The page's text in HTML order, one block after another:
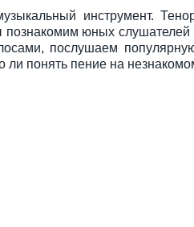
инструмент.
юных слушателей
послушаем
понять пение на